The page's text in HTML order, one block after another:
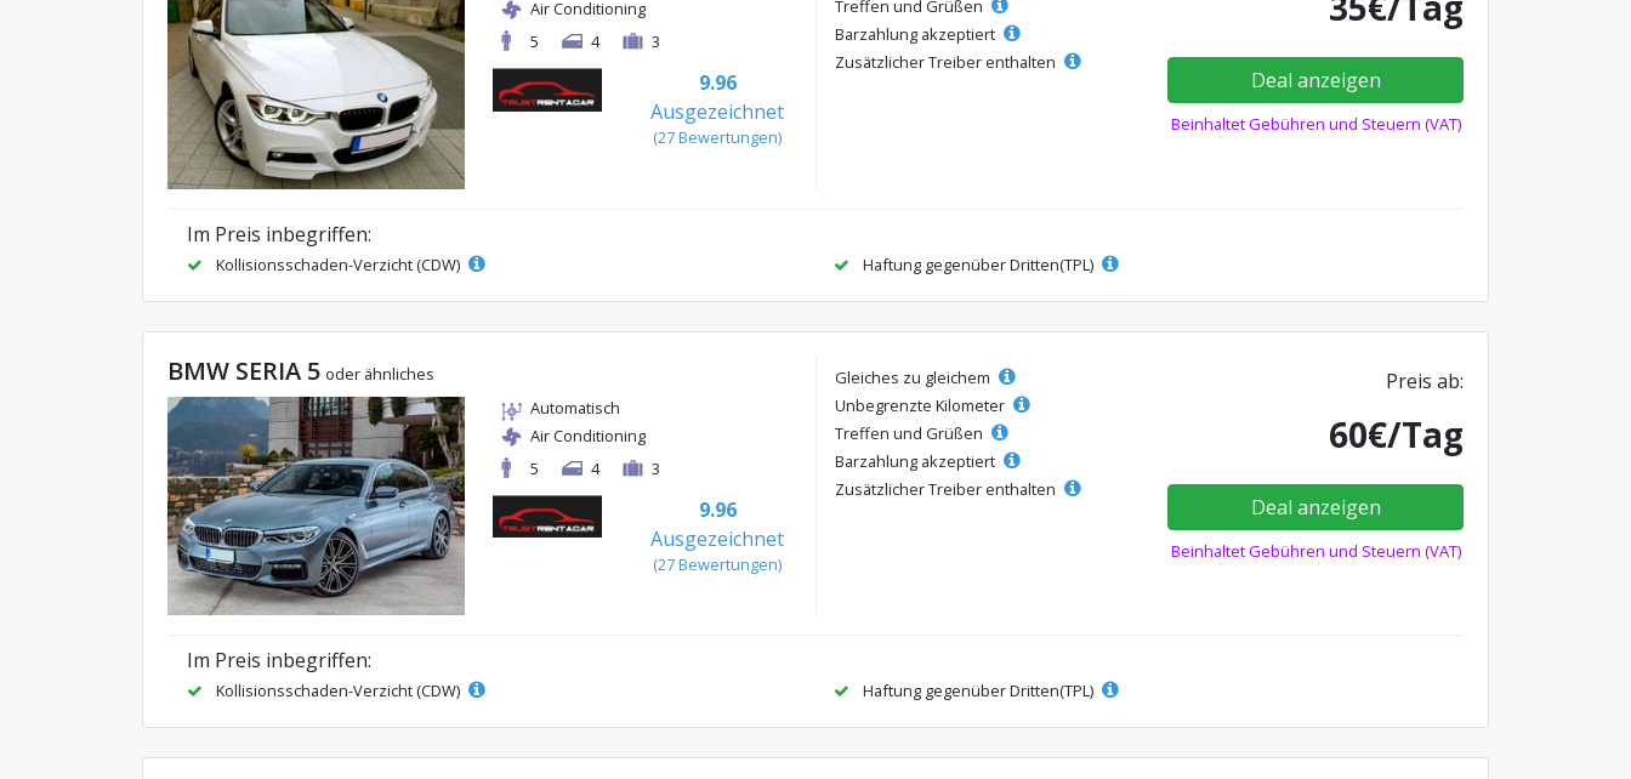
Air Conditioning
5
4 3
9.96
Ausgezeichnet
(27 Bewertungen)
Treffen und Grüßen
Barzahlung akzeptiert
Zusätzlicher Treiber enthalten
Deal anzeigen
Beinhaltet Gebühren und Steuern (VAT)
Im Preis inbegriffen:
Kollisionsschaden-Verzicht (CDW) Haftung gegenüber Dritten(TPL)
BMW SERIA 5 oder ähnliches
Automatisch
Air Conditioning
5
4 3
9.96
Ausgezeichnet
(27 Bewertungen)
Gleiches zu gleichem
Unbegrenzte Kilometer
Treffen und Grüßen
Barzahlung akzeptiert
Zusätzlicher Treiber enthalten
Preis ab:
60€/Tag
Deal anzeigen
Beinhaltet Gebühren und Steuern (VAT)
Im Preis inbegriffen:
Kollisionsschaden-Verzicht (CDW) Haftung gegenüber Dritten(TPL)